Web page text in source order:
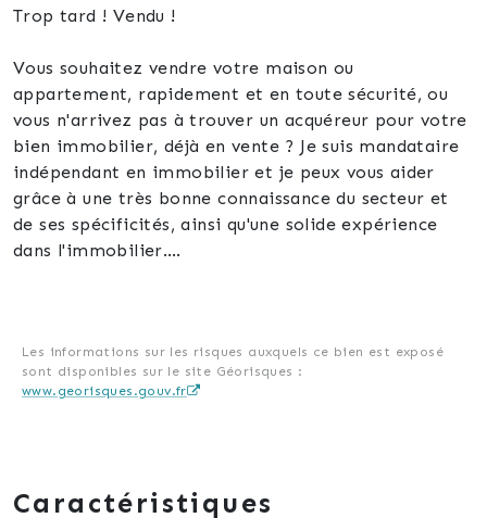
Trop tard ! Vendu !
Vous souhaitez vendre votre maison ou
appartement, rapidement et en toute sécurité, ou
vous n'arrivez pas à trouver un acquéreur pour votre
bien immobilier, déjà en vente ? Je suis mandataire
indépendant en immobilier et je peux vous aider
grâce à une très bonne connaissance du secteur et
de ses spécificités, ainsi qu'une solide expérience
dans l'immobilier.
Je suis à l'écoute de vos besoins et je m'engage à
vous accompagner tout au long du processus de
Les informations sur les risques auxquels ce bien est exposé
sont disponibles sur le site Géorisques :
www.georisques.gouv.fr
Caractéristiques